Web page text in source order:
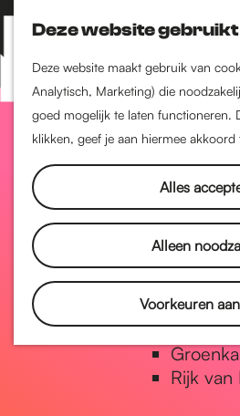
Deze website
Deze website maakt gebruik van
Analytisch, Marketing) die
goed mogelijk te laten functioneren.
klikken, geef je aan hiermee akkoord
Alles
Alleen
Voorkeuren
Z
o
e
k
e
K
a
a
r
t
M
e
n
Historie
De
Vrede
Natuur in
Rijk van